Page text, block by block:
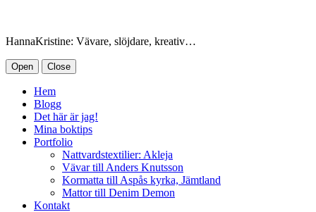
HannaKristine: Vävare, slöjdare, kreativ…
Open Close
Hem
Blogg
Det här är jag!
Mina boktips
Portfolio
Nattvardstextilier: Akleja
Vävar till Anders Knutsson
Kormatta till Aspås kyrka, Jämtland
Mattor till Denim Demon
Kontakt